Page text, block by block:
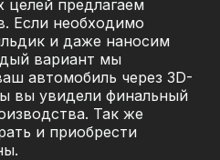
предлагаем
Если необходимо
и даже наносим
вариант мы
автомобиль через 3D-
вы увидели финальный
Так же
и приобрести